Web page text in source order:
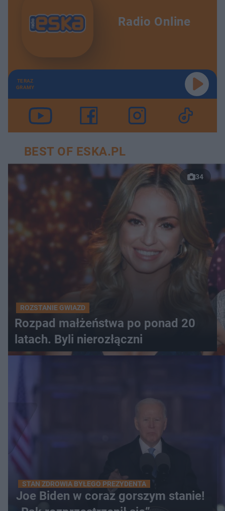
Radio Online
TERAZ
GRAMY
BEST OF ESKA.PL
34
ROZSTANIE GWIAZD
Rozpad małżeństwa po ponad 20
latach. Byli nierozłączni
STAN ZDROWIA BYŁEGO PREZYDENTA
Joe Biden w coraz gorszym stanie!